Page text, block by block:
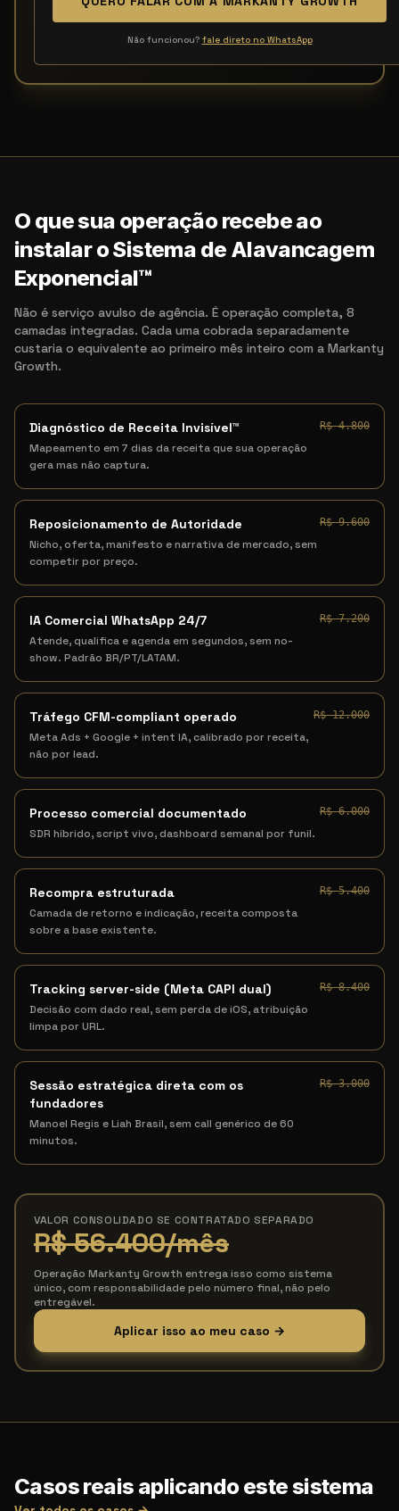
Não funcionou? fale direto no WhatsApp
O que sua operação recebe ao
instalar o Sistema de Alavancagem
Exponencial™
Não é serviço avulso de agência. É operação completa, 8
camadas integradas. Cada uma cobrada separadamente
custaria o equivalente ao primeiro mês inteiro com a Markanty
Growth.
Diagnóstico de Receita Invisível™
Mapeamento em 7 dias da receita que sua operação
gera mas não captura.
R$ 4.800
Reposicionamento de Autoridade
Nicho, oferta, manifesto e narrativa de mercado, sem
competir por preço.
R$ 9.600
IA Comercial WhatsApp 24/7
Atende, qualifica e agenda em segundos, sem no-
show. Padrão BR/PT/LATAM.
R$ 7.200
Tráfego CFM-compliant operado
Meta Ads + Google + intent IA, calibrado por receita,
não por lead.
R$ 12.000
Processo comercial documentado
SDR híbrido, script vivo, dashboard semanal por funil.
R$ 6.000
Recompra estruturada
Camada de retorno e indicação, receita composta
sobre a base existente.
R$ 5.400
Tracking server-side (Meta CAPI dual)
Decisão com dado real, sem perda de iOS, atribuição
limpa por URL.
R$ 8.400
Sessão estratégica direta com os
fundadores
Manoel Regis e Liah Brasil, sem call genérico de 60
minutos.
R$ 3.000
VALOR CONSOLIDADO SE CONTRATADO SEPARADO
R$ 56.400/mês
Operação Markanty Growth entrega isso como sistema
único, com responsabilidade pelo número final, não pelo
entregável.
Aplicar isso ao meu caso →
Casos reais aplicando este sistema